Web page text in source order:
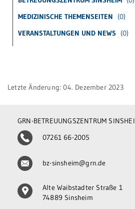
Medizinische
Themenseiten
Veranstaltungen
Barrierefreiheit
STANDORTE
Schwetzingen
Sinsheim
MEDIZINISCHE THEMENSEITEN
(0)
VERANSTALTUNGEN UND NEWS (0)
Letzte Änderung: 04. Dezember 2023
GRN-BETREUUNGSZENTRUM
07261 66-2005
bz-sinsheim@grn.de
Alte Waibstadter Straße 1
74889 Sinsheim